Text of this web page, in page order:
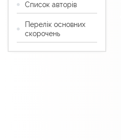
Список авторів
Перелік основних
скорочень